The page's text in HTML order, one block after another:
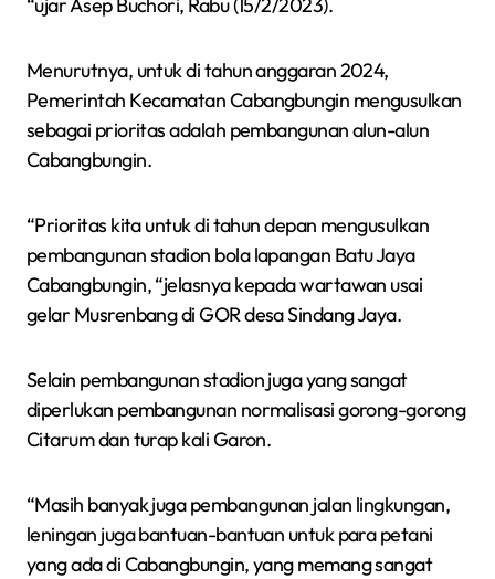
Menurutnya, untuk di tahun anggaran 2024,
Pemerintah Kecamatan Cabangbungin mengusulkan
sebagai prioritas adalah pembangunan alun-alun
Cabangbungin.
“Prioritas kita untuk di tahun depan mengusulkan
pembangunan stadion bola lapangan Batu Jaya
Cabangbungin, “jelasnya kepada wartawan usai
gelar Musrenbang di GOR desa Sindang Jaya.
Selain pembangunan stadion juga yang sangat
diperlukan pembangunan normalisasi gorong-gorong
Citarum dan turap kali Garon.
“Masih banyak juga pembangunan jalan lingkungan,
leningan juga bantuan-bantuan untuk para petani
yang ada di Cabangbungin, yang memang sangat